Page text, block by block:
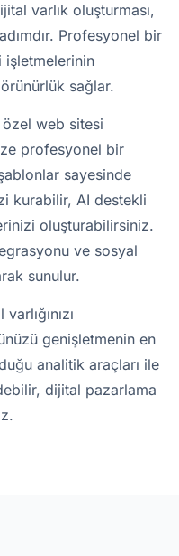
varlık oluşturması,
Profesyonel bir
sağlar.
özel web sitesi
profesyonel bir
sayesinde
kurabilir, AI destekli
oluşturabilirsiniz.
ve sosyal
sunulur.
genişletmenin en
analitik araçları ile
dijital pazarlama